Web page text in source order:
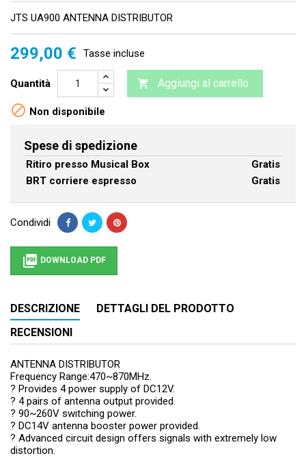
JTS UA900 ANTENNA DISTRIBUTOR
299,00 € Tasse incluse
Quantità  Aggiungi al carrello
 Non disponibile
Spese di spedizione
Ritiro presso Musical Box
Gratis
BRT corriere espresso
Gratis
Condividi
 DOWNLOAD PDF
DESCRIZIONE
DETTAGLI DEL PRODOTTO
RECENSIONI
ANTENNA DISTRIBUTOR
Frequency Range:470~870MHz.
? Provides 4 power supply of DC12V.
? 4 pairs of antenna output provided.
? 90~260V switching power.
? DC14V antenna booster power provided.
? Advanced circuit design offers signals with extremely low
distortion.